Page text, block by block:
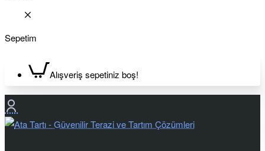
Sepetim
Alışveriş sepetiniz boş!